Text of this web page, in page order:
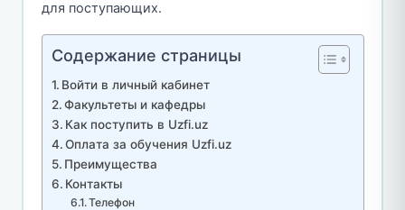
для поступающих.
Содержание страницы
Войти в личный кабинет
Факультеты и кафедры
Как поступить в Uzfi.uz
Оплата за обучения Uzfi.uz
Преимущества
Контакты
Телефон